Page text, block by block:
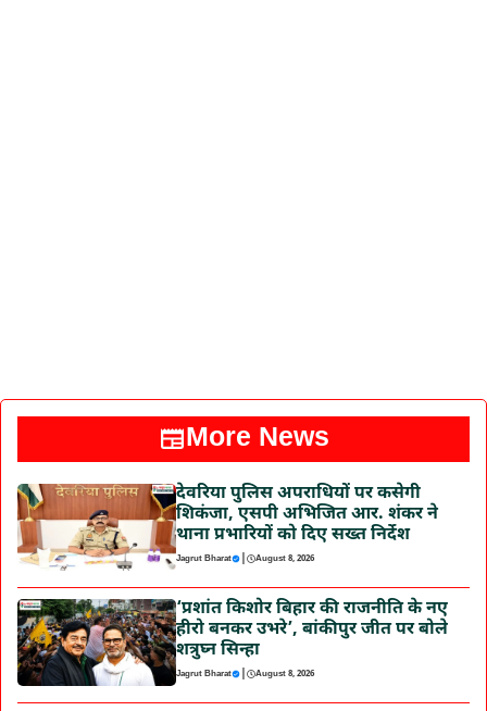
More News
देवरिया पुलिस अपराधियों पर कसेगी
शिकंजा, एसपी अभिजित आर. शंकर ने
थाना प्रभारियों को दिए सख्त निर्देश
Jagrut Bharat | August 8, 2026
‘प्रशांत किशोर बिहार की राजनीति के नए
हीरो बनकर उभरे’, बांकीपुर जीत पर बोले
शत्रुघ्न सिन्हा
Jagrut Bharat | August 8, 2026